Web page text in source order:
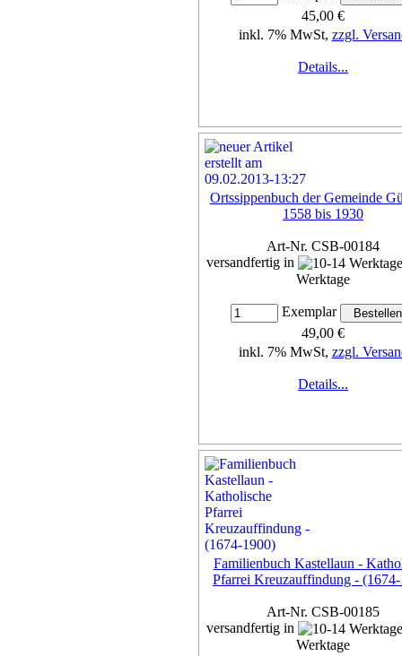
45,00 €
inkl. 7% MwSt, zzgl.
Details...
Ortssippenbuch der Gemeinde
1558 bis 1930
Art-Nr. CSB-00184
versandfertig in
Werktage
Exemplar
49,00 €
inkl. 7% MwSt, zzgl.
Details...
Familienbuch Kastellaun -
Pfarrei Kreuzauffindung -
Art-Nr. CSB-00185
versandfertig in
Werktage